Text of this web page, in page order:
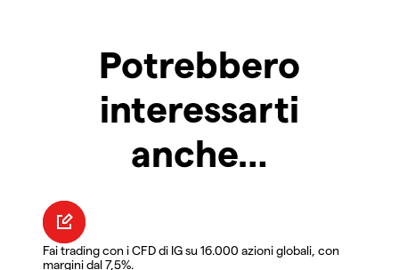
Potrebbero
interessarti
anche…
Fai trading con i CFD di IG su 16.000 azioni globali, con
margini dal 7,5%.